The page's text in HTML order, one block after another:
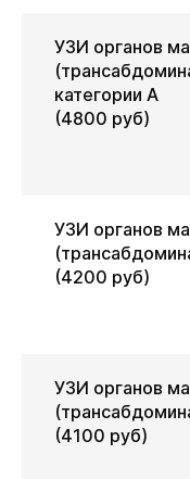
УЗИ органов
категории А
(4800 руб)
УЗИ органов
(4200 руб)
УЗИ органов
(4100 руб)